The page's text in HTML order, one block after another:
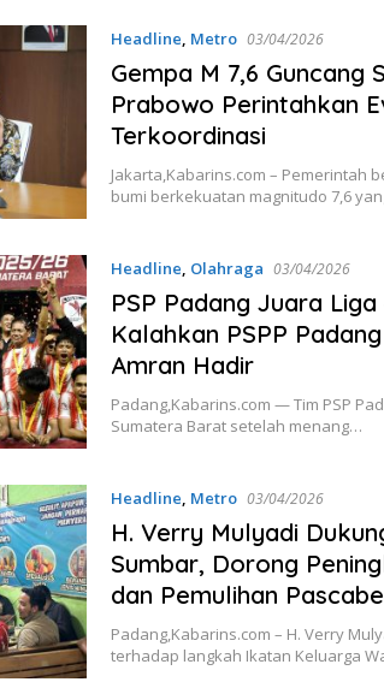
Headline, Metro 03/04/2026
Gempa M 7,6 Guncang
Prabowo Perintahkan
Terkoordinasi
Jakarta,Kabarins.com – Pemerintah
bumi berkekuatan magnitudo 7,6
Headline, Olahraga 03/04/2026
PSP Padang Juara
Kalahkan PSPP
Amran Hadir
Padang,Kabarins.com — Tim PSP
Sumatera Barat setelah menang…
Headline, Metro 03/04/2026
H. Verry Mulyadi
Sumbar, Dorong
dan Pemulihan
Padang,Kabarins.com – H. Verry
terhadap langkah Ikatan Keluarga